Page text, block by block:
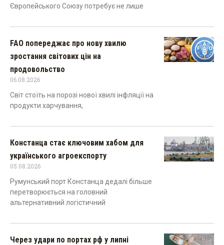
Європейського Союзу потребує не лише
FAO попереджає про нову хвилю
зростання світових цін на
продовольство
06.08.2026
Світ стоїть на порозі нової хвилі інфляції на
продукти харчування,
Констанца стає ключовим хабом для
українського агроекспорту
05.08.2026
Румунський порт Констанца дедалі більше
перетворюється на головний
альтернативний логістичний
Через удари по портах рф у липні